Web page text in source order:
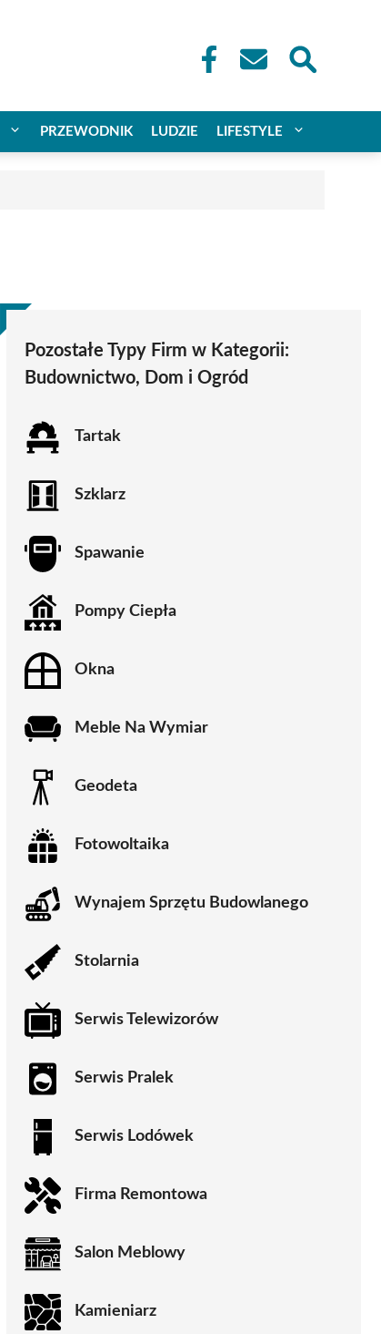
PRZEWODNIK LUDZIE LIFESTYLE
Pozostałe Typy Firm w Kategorii:
Budownictwo, Dom i Ogród
Tartak
Szklarz
Spawanie
Pompy Ciepła
Okna
Meble Na Wymiar
Geodeta
Fotowoltaika
Wynajem Sprzętu Budowlanego
Stolarnia
Serwis Telewizorów
Serwis Pralek
Serwis Lodówek
Firma Remontowa
Salon Meblowy
Kamieniarz